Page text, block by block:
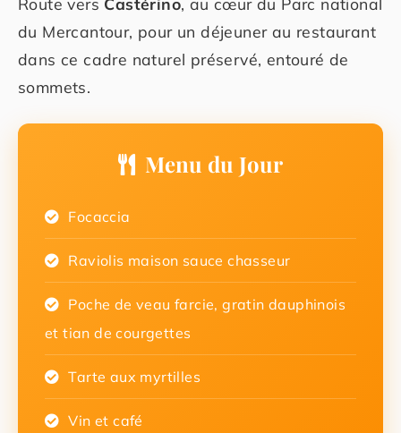
du Mercantour, pour un déjeuner au restaurant
dans ce cadre naturel préservé, entouré de
sommets.
Menu du Jour
Focaccia
Raviolis maison sauce chasseur
Poche de veau farcie, gratin dauphinois
et tian de courgettes
Tarte aux myrtilles
Vin et café